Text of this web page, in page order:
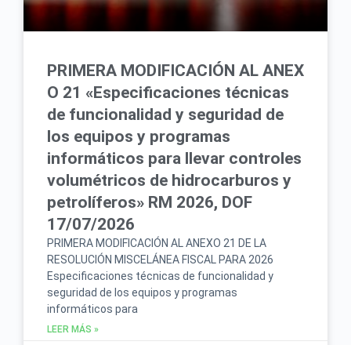
PRIMERA MODIFICACIÓN AL ANEX
O 21 «Especificaciones técnicas
de funcionalidad y seguridad de
los equipos y programas
informáticos para llevar controles
volumétricos de hidrocarburos y
petrolíferos» RM 2026, DOF
17/07/2026
PRIMERA MODIFICACIÓN AL ANEXO 21 DE LA
RESOLUCIÓN MISCELÁNEA FISCAL PARA 2026
Especificaciones técnicas de funcionalidad y
seguridad de los equipos y programas
informáticos para
LEER MÁS »